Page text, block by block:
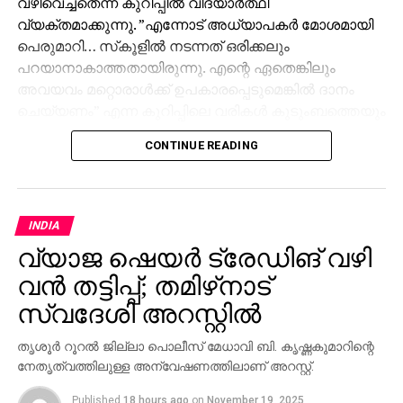
വ്യക്തമാക്കുന്നു. ”എന്നോട് അധ്യാപകര്‍ മോശമായി
പെരുമാറി… സ്‌കൂളില്‍ നടന്നത് ഒരിക്കലും
പറയാനാകാത്തതായിരുന്നു. എന്റെ ഏതെങ്കിലും
അവയവം മറ്റൊരാള്‍ക്ക് ഉപകാരപ്പെടുമെങ്കില്‍ ദാനം
സമൂഹത്തെയും നടുക്കി.
രാവിലെ സ്‌കൂളിലേക്ക് പോയ വിദ്യാര്‍ത്ഥി ഉച്ചയ്ക്ക്
2.45ന് മെട്രോ സ്റ്റേഷനു സമീപം പരിക്കേറ്റ്
കിടക്കുന്നതായി വിവരം ലഭിച്ചു. ആശുപത്രിയില്‍
എത്തുമ്പോഴേക്കും ഇയാള്‍ മരിച്ചിരുന്നു.
കുട്ടിയുടെ പിതാവ് പ്രിന്‍സിപ്പലിനും രണ്ട്
അധ്യാപകര്‍ക്കുമെതിരെ പൊലീസില്‍ പരാതി നല്‍കി.
കഴിഞ്ഞ നാല് ദിവസമായി സ്‌കൂളില്‍ നിന്നു
പുറത്താക്കുമെന്ന് അധ്യാപക ഭീഷണി ഉണ്ടായിരുന്നു
എന്നും സഹപാഠി വെളിപ്പെടുത്തി. നാടക ക്ലാസിനിടെ
CONTINUE READING
INDIA
വ്യാജ ഷെയര്‍ ട്രേഡിങ് വഴി
വന്‍ തട്ടിപ്പ്; തമിഴ്‌നാട്
സ്വദേശി അറസ്റ്റില്‍
തൃശൂര്‍ റൂറല്‍ ജില്ലാ പൊലീസ് മേധാവി ബി. കൃഷ്ണകുമാറിന്റെ
നേതൃത്വത്തിലുള്ള അന്വേഷണത്തിലാണ് അറസ്റ്റ്.
Published 18 hours ago on November 19, 2025